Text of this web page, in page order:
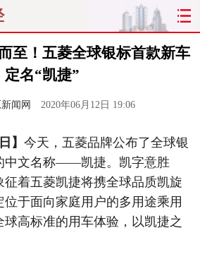
至！五菱全球银标首款新车
定名“凯捷”
闻网 2020年06月12日 19:06
】 今天，五菱品牌公布了全球银
中文名称——凯捷。凯字意胜
着五菱凯捷将携全球品质凯旋
于面向家庭用户的多用途乘用
高标准的用车体验，以凯捷之